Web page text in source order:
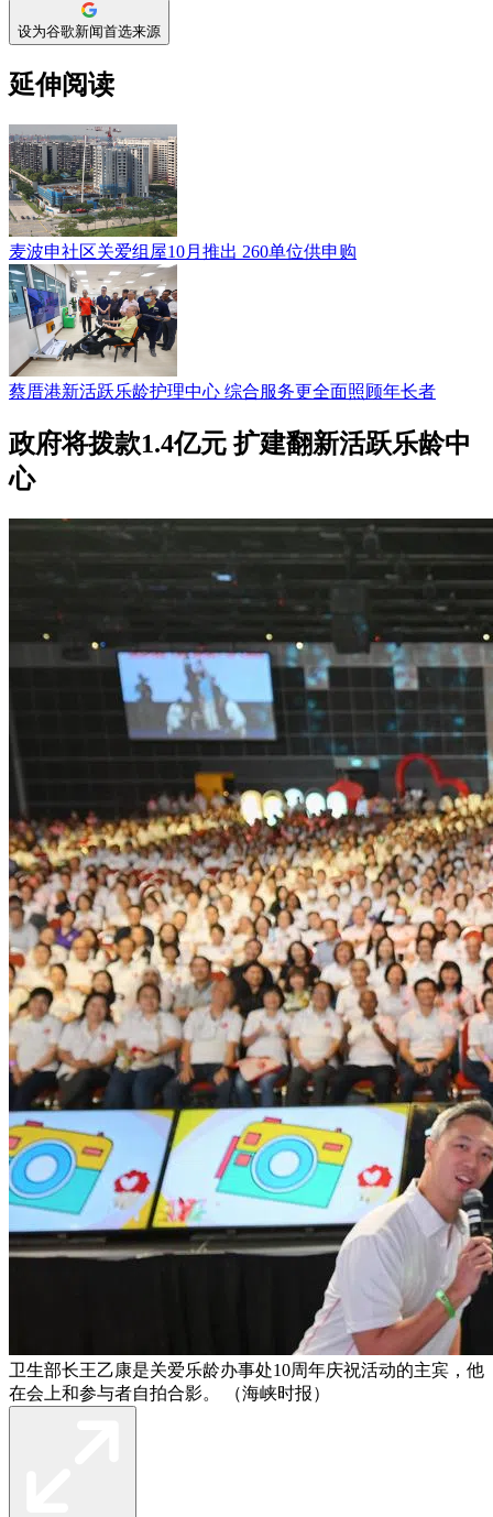
设为谷歌新闻首选来源
延伸阅读
麦波申社区关爱组屋10月推出 260单位供申购
蔡厝港新活跃乐龄护理中心 综合服务更全面照顾年长者
政府将拨款1.4亿元 扩建翻新活跃乐龄中
心
卫生部长王乙康是关爱乐龄办事处10周年庆祝活动的主宾，他
在会上和参与者自拍合影。 （海峡时报）